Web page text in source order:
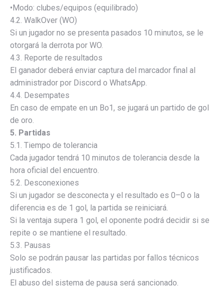
•Modo: clubes/equipos (equilibrado)
4.2. WalkOver (WO)
Si un jugador no se presenta pasados 10 minutos, se le
otorgará la derrota por WO.
4.3. Reporte de resultados
El ganador deberá enviar captura del marcador final al
administrador por Discord o WhatsApp.
4.4. Desempates
En caso de empate en un Bo1, se jugará un partido de gol
de oro.
5. Partidas
5.1. Tiempo de tolerancia
Cada jugador tendrá 10 minutos de tolerancia desde la
hora oficial del encuentro.
5.2. Desconexiones
Si un jugador se desconecta y el resultado es 0–0 o la
diferencia es de 1 gol, la partida se reiniciará.
Si la ventaja supera 1 gol, el oponente podrá decidir si se
repite o se mantiene el resultado.
5.3. Pausas
Solo se podrán pausar las partidas por fallos técnicos
justificados.
El abuso del sistema de pausa será sancionado.